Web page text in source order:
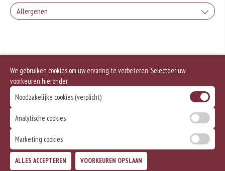
Allergenen
We gebruiken cookies om uw ervaring te verbeteren. Selecteer uw
voorkeuren hieronder
Noodzakelijke cookies (verplicht)
Analytische cookies
Marketing cookies
ALLES ACCEPTEREN VOORKEUREN OPSLAAN